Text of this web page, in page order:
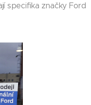
specifika značky Ford